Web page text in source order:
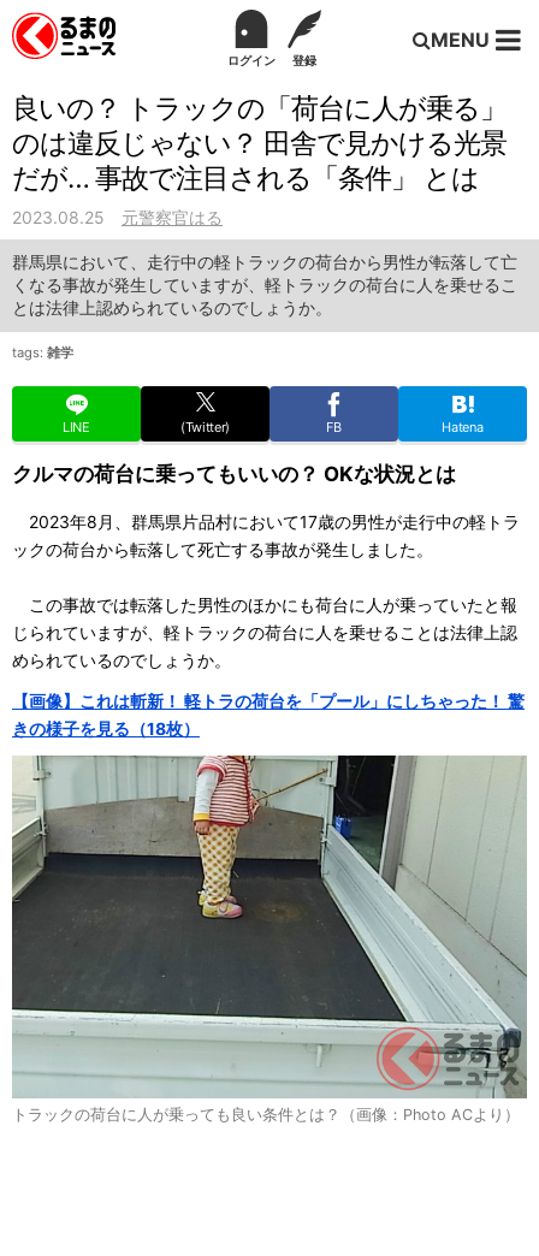
ログイン 登録
MENU
良いの？ トラックの「荷台に人が乗る」
のは違反じゃない？ 田舎で見かける光景
だが… 事故で注目される「条件」 とは
2023.08.25 元警察官はる
群馬県において、走行中の軽トラックの荷台から男性が転落して亡
くなる事故が発生していますが、軽トラックの荷台に人を乗せるこ
とは法律上認められているのでしょうか。
tags: 雑学
LINE (Twitter) FB Hatena
クルマの荷台に乗ってもいいの？ OKな状況とは
2023年8月、群馬県片品村において17歳の男性が走行中の軽トラ
ックの荷台から転落して死亡する事故が発生しました。
この事故では転落した男性のほかにも荷台に人が乗っていたと報
じられていますが、軽トラックの荷台に人を乗せることは法律上認
められているのでしょうか。
【画像】これは斬新！ 軽トラの荷台を「プール」にしちゃった！ 驚
きの様子を見る（18枚）
トラックの荷台に人が乗っても良い条件とは？（画像：Photo ACより）